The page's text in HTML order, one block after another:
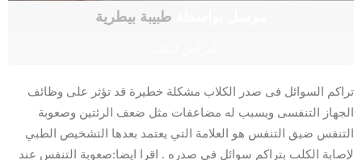
طبيبة بيطرية
تراكم السوائل فى صدر الكلاب مشكلة خطيرة قد تؤثر على وظائف
الجهاز التنفسى ويسبب له مضاعفات مثل ضعف الرئتين وصعوبة
التنفس ضيق التنفس هو العلامة التي يعتمد بعدها التشخيص الطبي
لإصابة الكلب بتراكم سوائل فى صدره . اقرا ايضا:صعوبة التنفس عند